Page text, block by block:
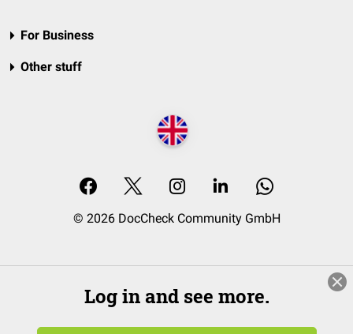
For Business
Other stuff
© 2026 DocCheck Community GmbH
Log in and see more.